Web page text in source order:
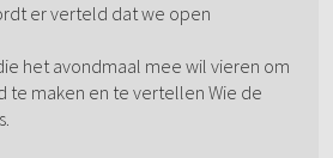
er verteld dat we open
het avondmaal mee wil vieren om
te maken en te vertellen Wie de